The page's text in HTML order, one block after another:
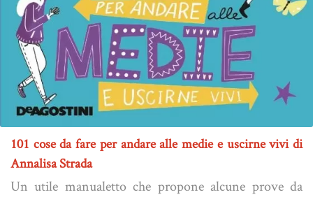
101 cose da fare per andare alle medie e uscirne vivi di
Annalisa Strada
Un utile manualetto che propone alcune prove da